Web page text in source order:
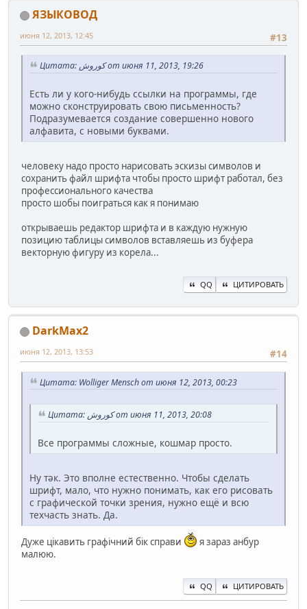
ЯЗЫКОВОД
#13
июня 12, 2013, 12:45
Цитата: کوروش от июня 11, 2013, 19:26
Есть ли у кого-нибудь ссылки на программы, где
можно сконструировать свою письменность?
Подразумевается создание совершенно нового
алфавита, с новыми буквами.
человеку надо просто нарисовать эскизы символов и
сохранить файл шрифта чтобы просто шрифт работал, без
профессионального качества
просто шобы поиграться как я понимаю
открываешь редактор шрифта и в каждую нужную
позицию таблицы символов вставляешь из буфера
векторную фигуру из корела...
QQ ЦИТИРОВАТЬ
DarkMax2
#14
июня 12, 2013, 13:53
Цитата: Wolliger Mensch от июня 12, 2013, 00:23
Цитата: کوروش от июня 11, 2013, 20:08
Все программы сложные, кошмар просто.
Ну тәк. Это вполне естественно. Чтобы сделать
шрифт, мало, что нужно понимать, как его рисовать
с графической точки зрения, нужно ещё и всю
техчасть знать. Да.
Дуже цікавить графічний бік справи
я зараз анбур
малюю.
QQ ЦИТИРОВАТЬ